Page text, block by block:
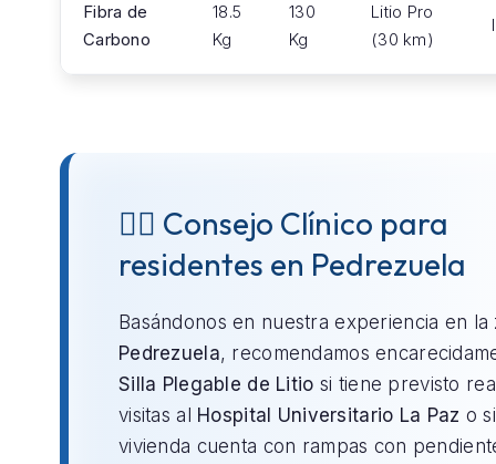
Fibra de
Carbono
18.5
Kg
130
Kg
Litio Pro
(30 km)
👨‍⚕️ Consejo Clínico para
residentes en Pedrezuela
Basándonos en nuestra experiencia en la
Pedrezuela, recomendamos
Silla Plegable de Litio si tiene previsto
visitas al Hospital Universitario La Paz o
vivienda cuenta con rampas con